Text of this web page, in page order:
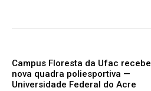
Campus Floresta da Ufac recebe
nova quadra poliesportiva —
Universidade Federal do Acre